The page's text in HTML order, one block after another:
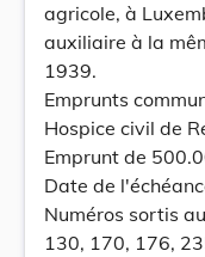
agricole, à
auxiliaire à la
1939.
Emprunts
Hospice civil de
Emprunt de
Date de
Numéros sortis
130, 170, 176,